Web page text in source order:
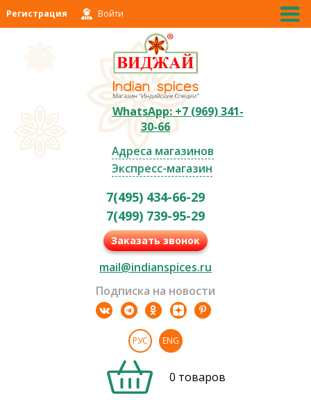
Регистрация Войти
WhatsApp: +7 (969) 341-
30-66
Адреса магазинов
Экспресс-магазин
7(495) 434-66-29
7(499) 739-95-29
Заказать звонок
mail@indianspices.ru
Подписка на новости
РУС ENG
0 товаров